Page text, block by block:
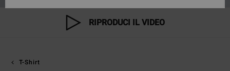
RIPRODUCI IL VIDEO
T-Shirt